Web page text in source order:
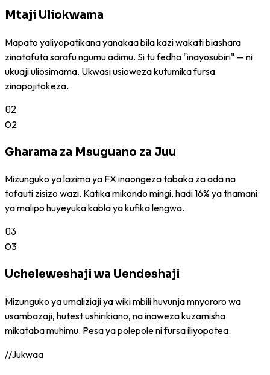
Mtaji Uliokwama
Mapato yaliyopatikana yanakaa bila kazi wakati biashara
zinatafuta sarafu ngumu adimu. Si tu fedha "inayosubiri" — ni
ukuaji uliosimama. Ukwasi usioweza kutumika fursa
zinapojitokeza.
02
02
Gharama za Msuguano za Juu
Mizunguko ya lazima ya FX inaongeza tabaka za ada na
tofauti zisizo wazi. Katika mikondo mingi, hadi 16% ya thamani
ya malipo huyeyuka kabla ya kufika lengwa.
03
03
Ucheleweshaji wa Uendeshaji
Mizunguko ya umaliziaji ya wiki mbili huvunja mnyororo wa
usambazaji, hutest ushirikiano, na inaweza kuzamisha
mikataba muhimu. Pesa ya polepole ni fursa iliyopotea.
//Jukwaa